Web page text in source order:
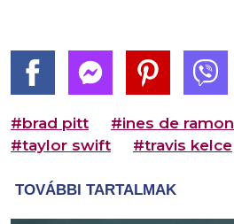
#brad pitt #ines de ramon
#taylor swift
#travis kelce